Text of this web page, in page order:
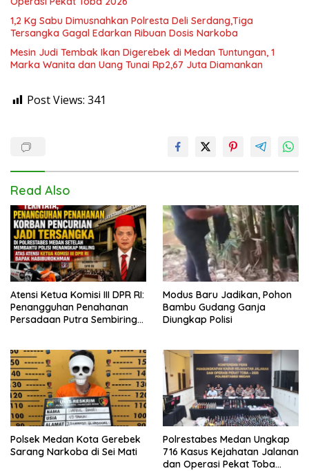
1,2 Kg Sabu Dimusnahkan Polresta Deli Serdang,Tiga
Tersangka Gagal Edarkan Ribuan Dosis Narkoba
Mesin Judi Tembak Ikan Digerebek di Medan Tuntungan, 1
Marka Wanita dan Uang Tunai Rp2,67 Juta Diamankan
Post Views: 341
Read Also
Atensi Ketua Komisi III DPR RI:
Penangguhan Penahanan
Persadaan Putra Sembiring
Modus Baru Jadikan, Pohon
Bambu Gudang Ganja
Diungkap Polisi
Polsek Medan Kota Gerebek
Sarang Narkoba di Sei Mati
Polrestabes Medan Ungkap
716 Kasus Kejahatan Jalanan
dan Operasi Pekat Toba